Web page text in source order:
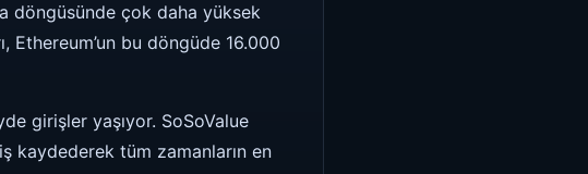
döngüsünde çok daha yüksek
Ethereum’un bu döngüde 16.000
girişler yaşıyor. SoSoValue
kaydederek tüm zamanların en